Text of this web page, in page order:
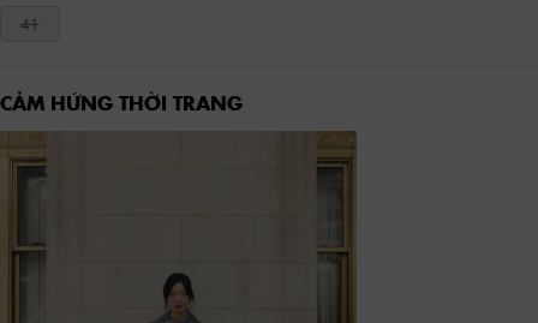
41
CẢM HỨNG THỜI TRANG